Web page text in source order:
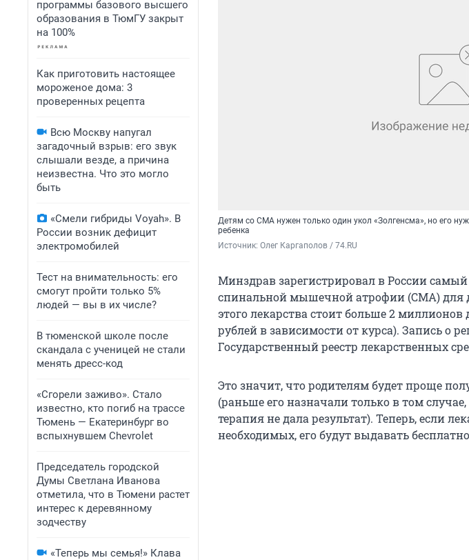
программы базового высшего
образования в ТюмГУ закрыт
на 100%
Как приготовить настоящее
мороженое дома: 3
проверенных рецепта
Всю Москву напугал
загадочный взрыв: его звук
слышали везде, а причина
неизвестна. Что это могло
быть
«Смели гибриды Voyah». В
России возник дефицит
электромобилей
Тест на внимательность: его
смогут пройти только 5%
людей — вы в их числе?
В тюменской школе после
скандала с ученицей не стали
менять дресс-код
«Сгорели заживо». Стало
известно, кто погиб на трассе
Тюмень — Екатеринбург во
вспыхнувшем Chevrolet
Председатель городской
Думы Светлана Иванова
отметила, что в Тюмени растет
интерес к деревянному
зодчеству
«Теперь мы семья!» Клава
Детям со СМА нужен только один укол «Золгенсма», но его
ребенка
Источник: Олег Каргаполов / 74.RU
Минздрав зарегистрировал в России
спинальной мышечной атрофии (СМА) для
этого лекарства стоит больше 2
рублей в зависимости от курса). Запись о
Государственный реестр лекарственных
Это значит, что родителям будет проще
(раньше его назначали только в том
терапия не дала результат). Теперь, если
необходимых, его будут выдавать